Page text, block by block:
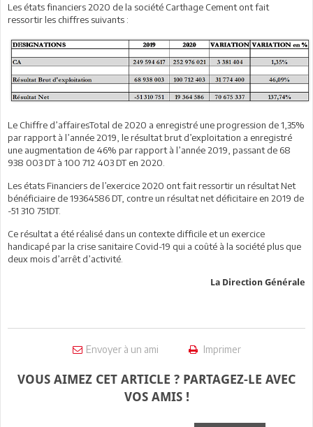
Les états financiers 2020 de la société Carthage Cement ont fait
ressortir les chiffres suivants :
Le Chiffre d’affairesTotal de 2020 a enregistré une progression de 1,35%
par rapport à l’année 2019, le résultat brut d’exploitation a enregistré
une augmentation de 46% par rapport à l’année 2019, passant de 68
938 003 DT à 100 712 403 DT en 2020.
Les états Financiers de l’exercice 2020 ont fait ressortir un résultat Net
bénéficiaire de 19364586 DT, contre un résultat net déficitaire en 2019 de
-51 310 751DT.
Ce résultat a été réalisé dans un contexte difficile et un exercice
handicapé par la crise sanitaire Covid-19 qui a coûté à la société plus que
deux mois d’arrêt d’activité.
La Direction Générale
Envoyer à un ami Imprimer
VOUS AIMEZ CET ARTICLE ? PARTAGEZ-LE AVEC
VOS AMIS !